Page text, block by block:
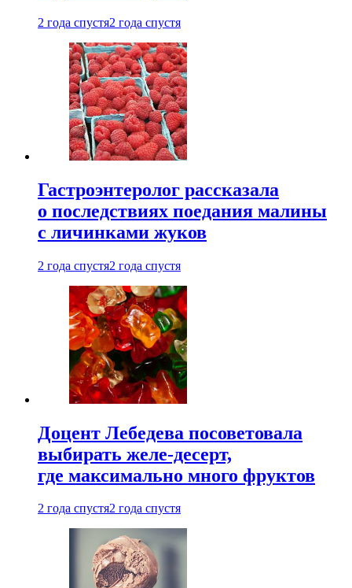
2 года спустя2 года спустя
Гастроэнтеролог рассказала
о последствиях поедания малины
с личинками жуков
2 года спустя2 года спустя
Доцент Лебедева посоветовала
выбирать желе-десерт,
где максимально много фруктов
2 года спустя2 года спустя